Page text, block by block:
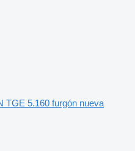
TGE 5.160 furgón nueva